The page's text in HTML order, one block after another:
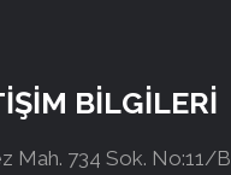
BİLGİLERİ
Mah. 734 Sok. No:11/B